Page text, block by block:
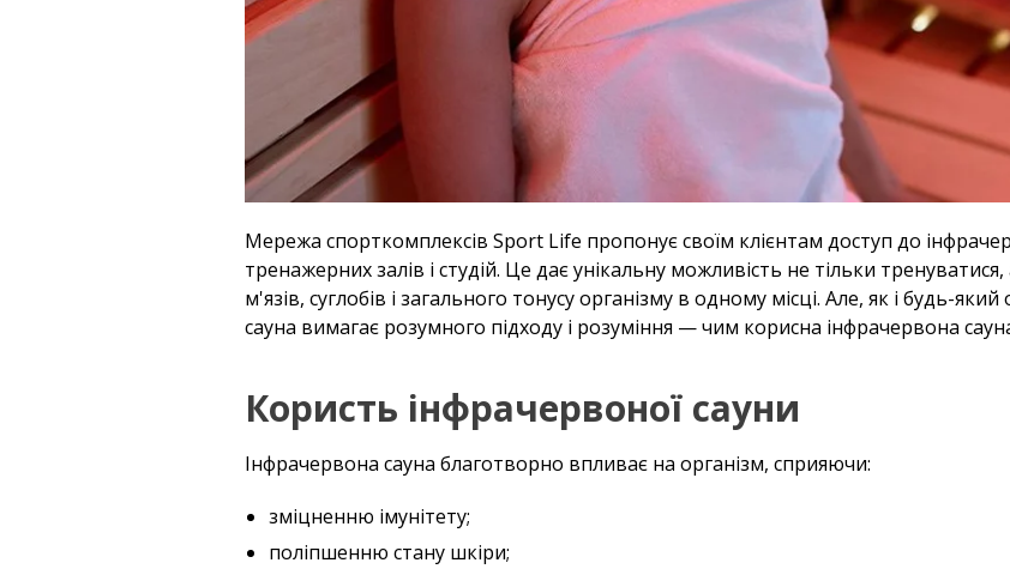
Мережа спорткомплексів Sport Life пропонує своїм клієнтам доступ до
тренажерних залів і студій. Це дає унікальну можливість не тільки
м'язів, суглобів і загального тонусу організму в одному місці. Але, як і будь-
сауна вимагає розумного підходу і розуміння — чим корисна інфрачервона
Користь інфрачервоної сауни
Інфрачервона сауна благотворно впливає на організм, сприяючи:
зміцненню імунітету;
поліпшенню стану шкіри;